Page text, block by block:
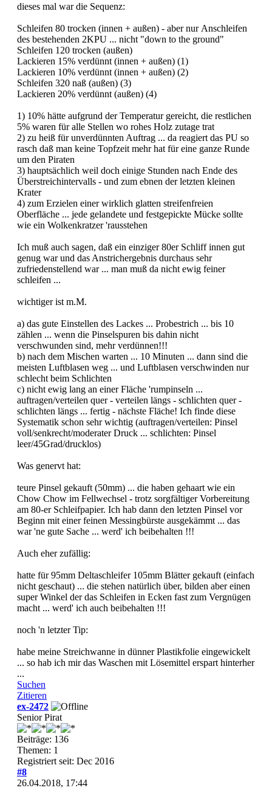
dieses mal war die Sequenz:
Schleifen 80 trocken (innen + außen) - aber nur Anschleifen
des bestehenden 2KPU ... nicht "down to the ground"
Schleifen 120 trocken (außen)
Lackieren 15% verdünnt (innen + außen) (1)
Lackieren 10% verdünnt (innen + außen) (2)
Schleifen 320 naß (außen) (3)
Lackieren 20% verdünnt (außen) (4)
1) 10% hätte aufgrund der Temperatur gereicht, die restlichen
5% waren für alle Stellen wo rohes Holz zutage trat
2) zu heiß für unverdünnten Auftrag ... da reagiert das PU so
rasch daß man keine Topfzeit mehr hat für eine ganze Runde
um den Piraten
3) hauptsächlich weil doch einige Stunden nach Ende des
Überstreichintervalls - und zum ebnen der letzten kleinen
Krater
4) zum Erzielen einer wirklich glatten streifenfreien
Oberfläche ... jede gelandete und festgepickte Mücke sollte
wie ein Wolkenkratzer 'rausstehen
Ich muß auch sagen, daß ein einziger 80er Schliff innen gut
genug war und das Anstrichergebnis durchaus sehr
zufriedenstellend war ... man muß da nicht ewig feiner
schleifen ...
wichtiger ist m.M.
a) das gute Einstellen des Lackes ... Probestrich ... bis 10
zählen ... wenn die Pinselspuren bis dahin nicht
verschwunden sind, mehr verdünnen!!!
b) nach dem Mischen warten ... 10 Minuten ... dann sind die
meisten Luftblasen weg ... und Luftblasen verschwinden nur
schlecht beim Schlichten
c) nicht ewig lang an einer Fläche 'rumpinseln ...
auftragen/verteilen quer - verteilen längs - schlichten quer -
schlichten längs ... fertig - nächste Fläche! Ich finde diese
Systematik schon sehr wichtig (auftragen/verteilen: Pinsel
voll/senkrecht/moderater Druck ... schlichten: Pinsel
leer/45Grad/drucklos)
Was genervt hat:
teure Pinsel gekauft (50mm) ... die haben gehaart wie ein
Chow Chow im Fellwechsel - trotz sorgfältiger Vorbereitung
am 80-er Schleifpapier. Ich hab dann den letzten Pinsel vor
Beginn mit einer feinen Messingbürste ausgekämmt ... das
war 'ne gute Sache ... werd' ich beibehalten !!!
Auch eher zufällig:
hatte für 95mm Deltaschleifer 105mm Blätter gekauft (einfach
nicht geschaut) ... die stehen natürlich über, bilden aber einen
super Winkel der das Schleifen in Ecken fast zum Vergnügen
macht ... werd' ich auch beibehalten !!!
noch 'n letzter Tip:
habe meine Streichwanne in dünner Plastikfolie eingewickelt
... so hab ich mir das Waschen mit Lösemittel erspart hinterher
...
Suchen
Zitieren
ex-2472
Senior Pirat
Beiträge: 136
Themen: 1
Registriert seit: Dec 2016
#8
26.04.2018, 17:44